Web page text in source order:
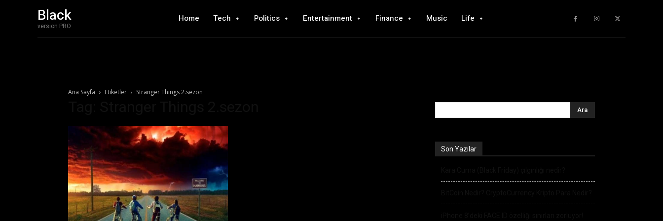
Black
version PRO
Home Tech Politics Entertainment Finance Music Life
Ana Sayfa Etiketler Stranger Things 2.sezon
Son Yazılar